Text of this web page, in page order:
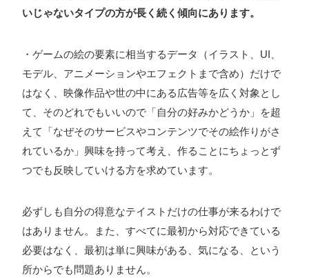
いじゃないタイプの方が長く続く傾向にあります。
・ゲームの絵の要素に相当するデータ（イラスト、UI、
モデル、アニメーションやエフェクトまで含め）だけで
はなく、映像作品や世の中にある広告等を広く対象とし
て、そのどれでもいいので「自分の好みかどうか」を超
えて「なぜそのサービスやコンテンツでその絵作りがさ
れているか」興味を持って考え、作ることにちょっとず
つでも反映していける方を求めています。
必ずしも自分の得意なテイストだけの仕事が来るわけで
はありません。また、すべてに最初から対応できている
必要はなく、最初は単に興味がある、気になる、という
所からでも問題ありません。